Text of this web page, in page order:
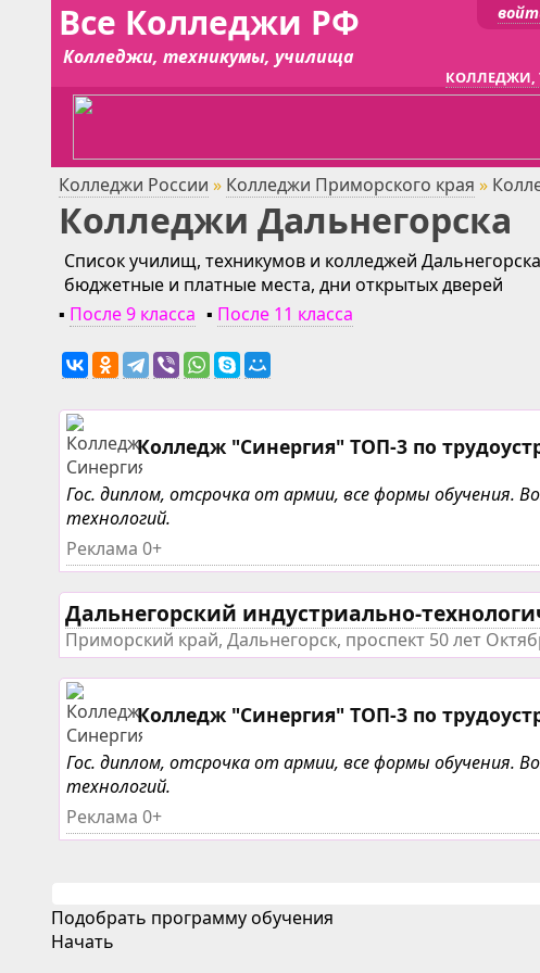
Все Колледжи РФ
Колледжи, техникумы, училища
Колледжи России » Колледжи Приморского края »
Колледжи Дальнегорска
Список училищ, техникумов и колледжей
бюджетные и платные места, дни открытых дверей
▪ После 9 класса ▪ После 11 класса
Колледж "Синергия" ТОП-3 по
Гос. диплом, отсрочка от армии, все формы обучения.
технологий.
Реклама 0+
Дальнегорский индустриально-
Приморский край, Дальнегорск, проспект 50 лет
Колледж "Синергия" ТОП-3 по
Гос. диплом, отсрочка от армии, все формы обучения.
технологий.
Реклама 0+
Подобрать программу обучения
Начать